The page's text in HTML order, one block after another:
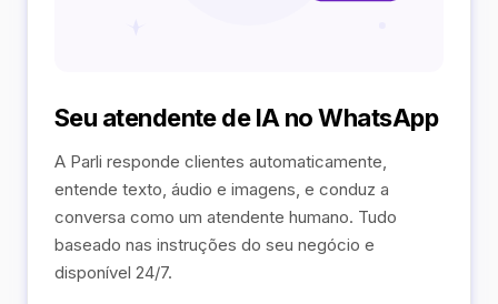
Seu atendente de IA no WhatsApp
A Parli responde clientes automaticamente,
entende texto, áudio e imagens, e conduz a
conversa como um atendente humano. Tudo
baseado nas instruções do seu negócio e
disponível 24/7.